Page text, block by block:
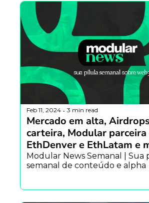
Feb 11, 2024 • 3 min read
Mercado em alta,
carteira, Modular parceira
EthDenver e EthLatam e
Modular News Semanal | Sua
semanal de conteúdo e alpha